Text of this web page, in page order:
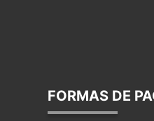
FORMAS DE